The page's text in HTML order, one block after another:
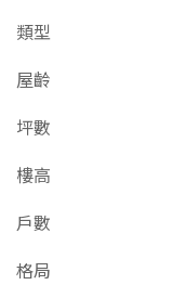
類型
屋齡
坪數
樓高
戶數
格局